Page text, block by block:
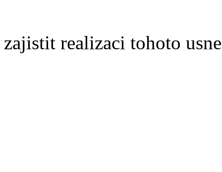
zajistit realizaci tohoto